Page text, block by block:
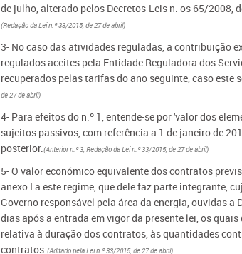
de julho, alterado pelos Decretos-Leis n. os 65/2008,
(Redação da Lei n.º 33/2015, de 27 de abril)
3- No caso das atividades reguladas, a contribuição
regulados aceites pela Entidade Reguladora dos
recuperados pelas tarifas do ano seguinte, caso este
de 27 de abril)
4- Para efeitos do n.º 1, entende-se por 'valor dos
sujeitos passivos, com referência a 1 de janeiro de
posterior.(Anterior n.º 3, Redação da Lei n.º 33/2015, de 27 de abril)
5- O valor económico equivalente dos contratos
anexo I a este regime, que dele faz parte integrante,
Governo responsável pela área da energia, ouvidas a
dias após a entrada em vigor da presente lei, os
relativa à duração dos contratos, às quantidades
contratos.(Aditado pela Lei n.º 33/2015, de 27 de abril)